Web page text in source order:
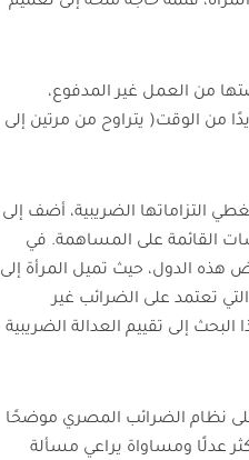
من العمل غير المدفوع،
من الوقت( يتراوح من مرتين إلى
التزاماتها الضريبية، أضف إلى
القائمة على المساهمة. في
هذه الدول، حيث تميل المرأة إلى
تعتمد على الضرائب غير
إلى تقييم العدالة الضريبية
على نظام الضرائب المصري موضحًا
عدلًا ومساواة يراعي مسألة